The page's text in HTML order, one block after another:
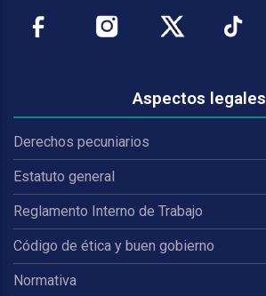
Aspectos legales
Derechos pecuniarios
Estatuto general
Reglamento Interno de Trabajo
Código de ética y buen gobierno
Normativa